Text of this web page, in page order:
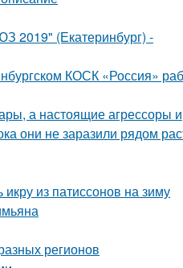
2019" (Екатеринбург) -
КОСК «Россия»
а настоящие агрессоры и
они не заразили рядом
из патиссонов на зиму
регионов